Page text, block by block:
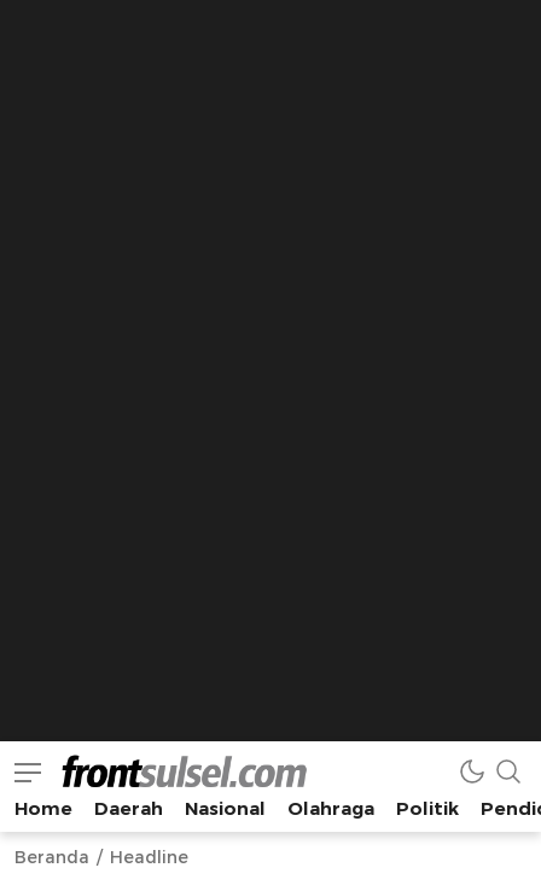
Frontsulsel.com
Terdepan Mengabarkan dari Sulawesi Selatan
Home Daerah Nasional Olahraga Politik
Beranda Headline